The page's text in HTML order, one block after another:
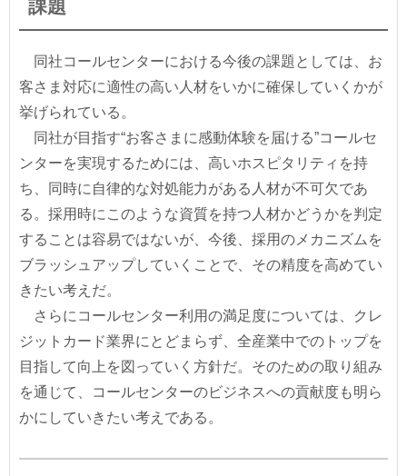
課題
同社コールセンターにおける今後の課題としては、お
客さま対応に適性の高い人材をいかに確保していくかが
挙げられている。
同社が目指す“お客さまに感動体験を届ける”コールセ
ンターを実現するためには、高いホスピタリティを持
ち、同時に自律的な対処能力がある人材が不可欠であ
る。採用時にこのような資質を持つ人材かどうかを判定
することは容易ではないが、今後、採用のメカニズムを
ブラッシュアップしていくことで、その精度を高めてい
きたい考えだ。
さらにコールセンター利用の満足度については、クレ
ジットカード業界にとどまらず、全産業中でのトップを
目指して向上を図っていく方針だ。そのための取り組み
を通じて、コールセンターのビジネスへの貢献度も明ら
かにしていきたい考えである。